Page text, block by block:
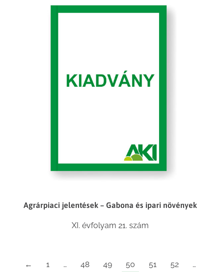
Agrárpiaci jelentések – Gabona és ipari növények
XI. évfolyam 21. szám
← 1 … 48 49 50 51 52
…